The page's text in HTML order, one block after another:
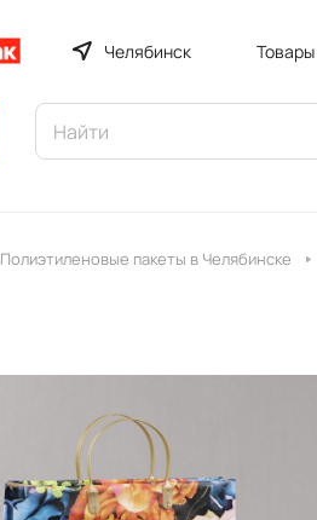
Челябинск Товары
Полиэтиленовые пакеты в Челябинске